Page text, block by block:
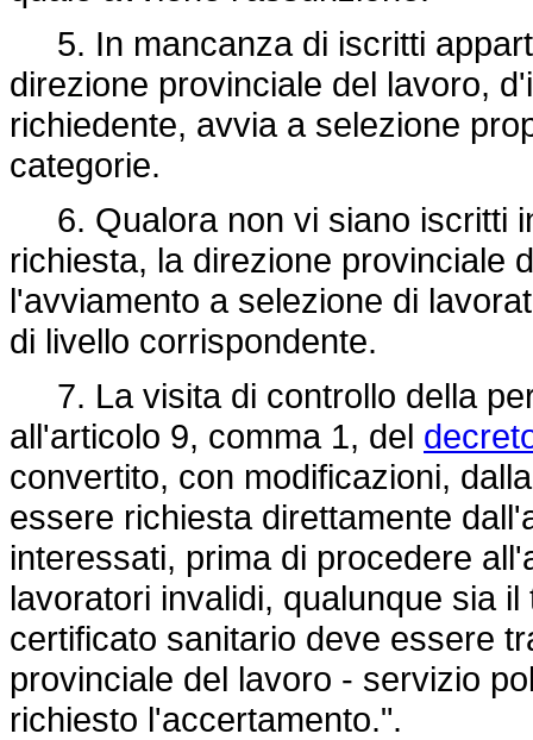
5. In mancanza di iscritti
direzione provinciale del lavoro,
richiedente, avvia a selezione
categorie.
6. Qualora non vi siano iscritti
richiesta, la direzione provinciale
l'avviamento a selezione di
di livello corrispondente.
7. La visita di controllo della
all'articolo 9, comma 1, del
convertito, con modificazioni,
essere richiesta direttamente
interessati, prima di procedere
lavoratori invalidi, qualunque sia
certificato sanitario deve essere
provinciale del lavoro - servizio
richiesto l'accertamento.".